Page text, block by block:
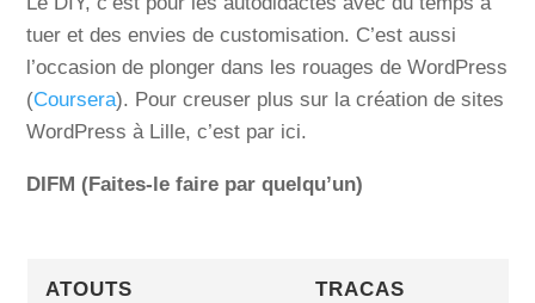
tuer et des envies de customisation. C’est aussi
l’occasion de plonger dans les rouages de WordPress
(Coursera). Pour creuser plus sur la création de sites
WordPress à Lille, c’est par ici.
DIFM (Faites-le faire par quelqu’un)
ATOUTS TRACAS